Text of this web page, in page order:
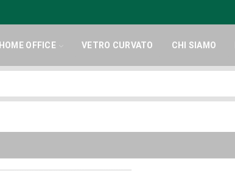
HOME OFFICE VETRO CURVATO CHI SIAMO